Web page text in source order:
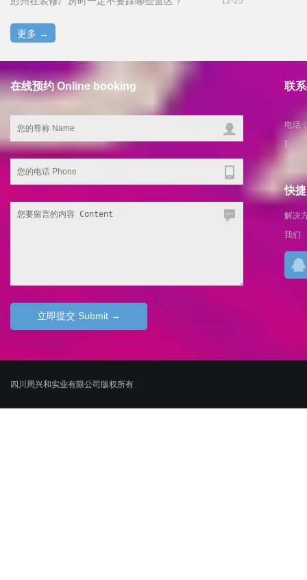
更多 →
在线预约 Online booking 联
电话
E-
公司
快
解决
我们
四川周兴和实业有限公司版权所有